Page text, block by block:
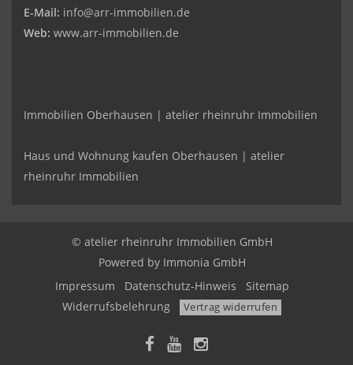
E-Mail: info@arr-immobilien.de
Web: www.arr-immobilien.de
Immobilien Oberhausen | atelier rheinruhr Immobilien
Haus und Wohnung kaufen Oberhausen | atelier
rheinruhr Immobilien
© atelier rheinruhr Immobilien GmbH
Powered by Immonia GmbH
Impressum
Datenschutz-Hinweis
Sitemap
Widerrufsbelehrung
Vertrag widerrufen